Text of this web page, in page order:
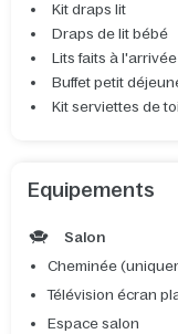
Kit draps lit
Draps de lit bébé
Lits faits à l'arrivée
Buffet petit
Kit serviettes de
Equipements
Salon
Cheminée
Télévision écran
Espace salon